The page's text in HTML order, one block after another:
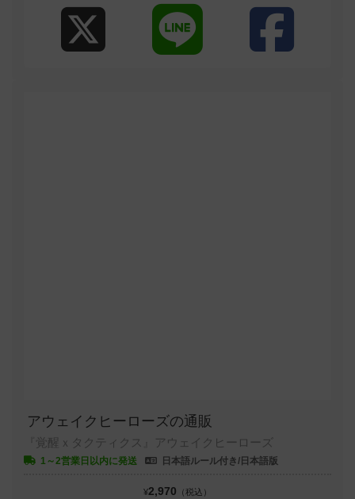
アウェイクヒーローズの通販
『覚醒ｘタクティクス』アウェイクヒーローズ
1～2営業日以内に発送 日本語ルール付き/日本語版
¥2,970 （税込）